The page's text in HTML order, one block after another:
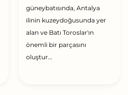
güneybatısında, Antalya
ilinin kuzeydoğusunda yer
alan ve Batı Toroslar'ın
önemli bir parçasını
oluştur...